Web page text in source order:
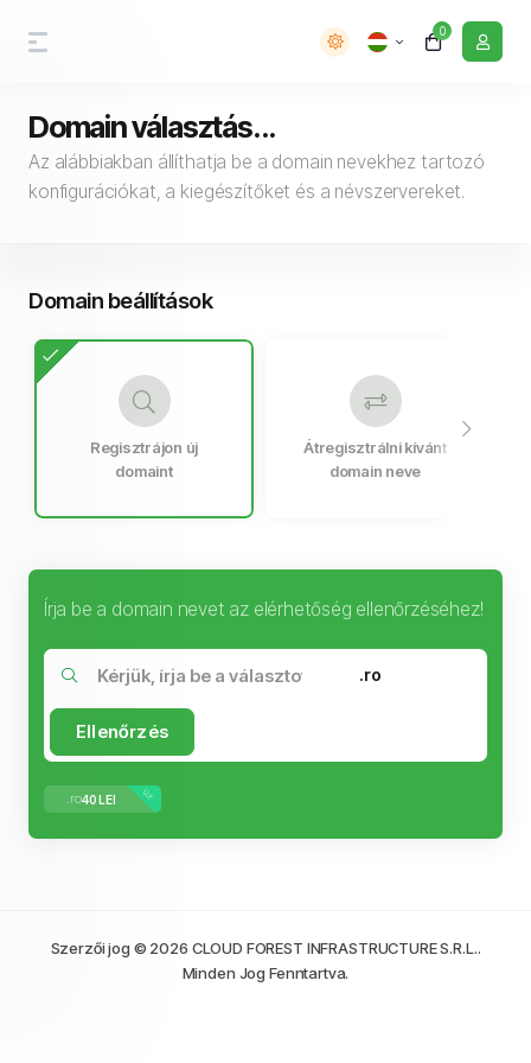
0
Domain választás...
Az alábbiakban állíthatja be a domain nevekhez tartozó
konfigurációkat, a kiegészítőket és a névszervereket.
Domain beállítások
Regisztrájon új
domaint
Átregisztrálni kívánt
domain neve
Írja be a domain nevet az elérhetőség ellenőrzéséhez!
.ro
Ellenőrzés
ÚJ!
.ro40 LEI
Szerzői jog © 2026 CLOUD FOREST INFRASTRUCTURE S.R.L..
Minden Jog Fenntartva.